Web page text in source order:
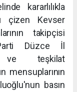
kararlılıkla
çizen Kevser
takipçisi
Düzce İl
ve teşkilat
mensuplarının
basın